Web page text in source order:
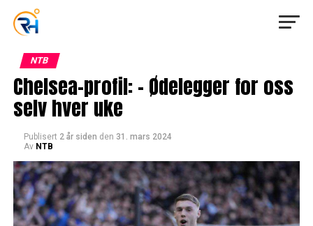
NTB
Chelsea-profil: – Ødelegger for oss
selv hver uke
Publisert 2 år siden den 31. mars 2024
Av NTB